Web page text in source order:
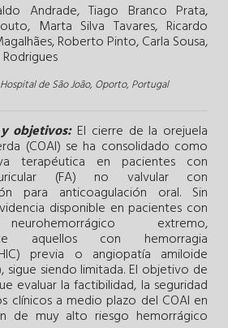
Andrade, Tiago Branco Prata,
Marta Silva Tavares, Ricardo
Roberto Pinto, Carla Sousa,
de São João, Oporto, Portugal
objetivos:El cierre de la orejuela
(COAI) se ha consolidado como
terapéutica en pacientes con
(FA) no valvular con
para anticoagulación oral. Sin
disponible en pacientes con
extremo,
aquellos con hemorragia
previa o angiopatía amiloide
sigue siendo limitada. El objetivo de
evaluar la factibilidad, la seguridad
clínicos a medio plazo del COAI en
de muy alto riesgo hemorrágico